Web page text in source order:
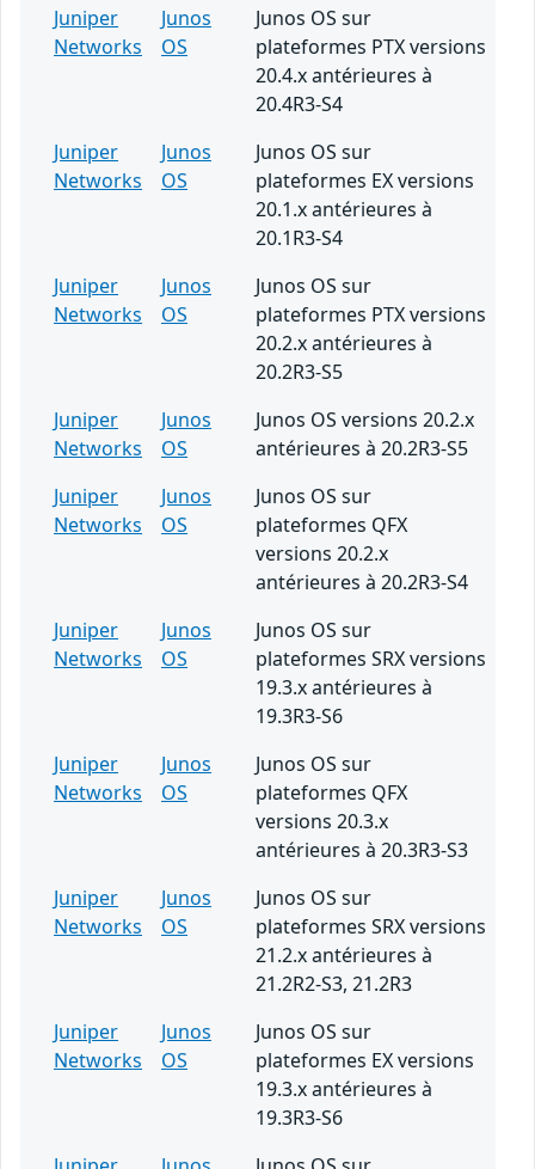
Juniper
Networks
Junos
OS
Junos OS sur
plateformes PTX versions
20.4.x antérieures à
20.4R3-S4
Juniper
Networks
Junos
OS
Junos OS sur
plateformes EX versions
20.1.x antérieures à
20.1R3-S4
Juniper
Networks
Junos
OS
Junos OS sur
plateformes PTX versions
20.2.x antérieures à
20.2R3-S5
Juniper
Networks
Junos
OS
Junos OS versions 20.2.x
antérieures à 20.2R3-S5
Juniper
Networks
Junos
OS
Junos OS sur
plateformes QFX
versions 20.2.x
antérieures à 20.2R3-S4
Juniper
Networks
Junos
OS
Junos OS sur
plateformes SRX versions
19.3.x antérieures à
19.3R3-S6
Juniper
Networks
Junos
OS
Junos OS sur
plateformes QFX
versions 20.3.x
antérieures à 20.3R3-S3
Juniper
Networks
Junos
OS
Junos OS sur
plateformes SRX versions
21.2.x antérieures à
21.2R2-S3, 21.2R3
Juniper
Networks
Junos
OS
Junos OS sur
plateformes EX versions
19.3.x antérieures à
19.3R3-S6